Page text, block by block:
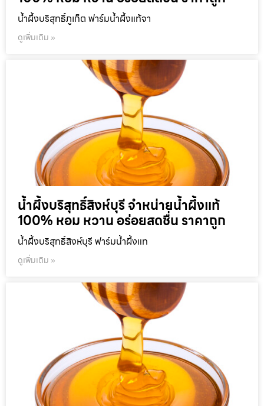
น้ำผึ้งบริสุทธิ์ภูเก็ต ฟาร์มน้ำผึ้งแท้จา
ดูเพิ่มเติม »
น้ำผึ้งบริสุทธิ์สิงห์บุรี จำหน่ายน้ำผึ้งแท้
100% หอม หวาน อร่อยสดชื่น ราคาถูก
น้ำผึ้งบริสุทธิ์สิงห์บุรี ฟาร์มน้ำผึ้งแท
ดูเพิ่มเติม »